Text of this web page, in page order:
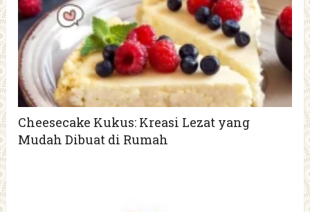
Cheesecake Kukus: Kreasi Lezat yang
Mudah Dibuat di Rumah